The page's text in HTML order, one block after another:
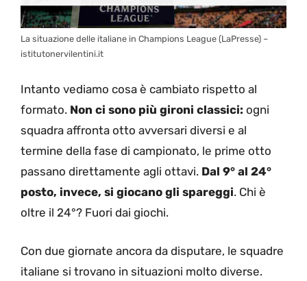
La situazione delle italiane in Champions League (LaPresse) –
istitutonervilentini.it
Intanto vediamo cosa è cambiato rispetto al
formato. Non ci sono più gironi classici: ogni
squadra affronta otto avversari diversi e al
termine della fase di campionato, le prime otto
passano direttamente agli ottavi. Dal 9° al 24°
posto, invece, si giocano gli spareggi. Chi è
oltre il 24°? Fuori dai giochi.
Con due giornate ancora da disputare, le squadre
italiane si trovano in situazioni molto diverse.